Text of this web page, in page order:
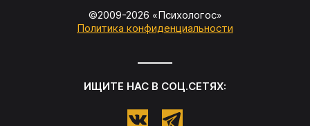
©2009-2026 «Психологос»
Политика конфиденциальности
ИЩИТЕ НАС В СОЦ.СЕТЯХ: